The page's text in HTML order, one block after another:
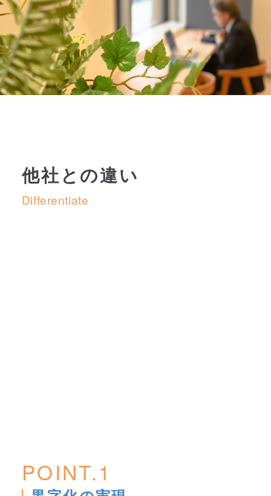
他社との違い
Differentiate
POINT.1